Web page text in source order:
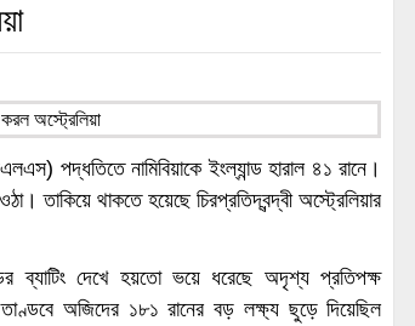
পদ্ধতিতে নামিবিয়াকে ইংল্যান্ড হারাল ৪১ রানে।
তাকিয়ে থাকতে হয়েছে চিরপ্রতিদ্বন্দ্বী অস্ট্রেলিয়ার
ব্যাটিং দেখে হয়তো ভয়ে ধরেছে অদৃশ্য প্রতিপক্ষ
তাণ্ডবে অজিদের ১৮১ রানের বড় লক্ষ্য ছুড়ে দিয়েছিল